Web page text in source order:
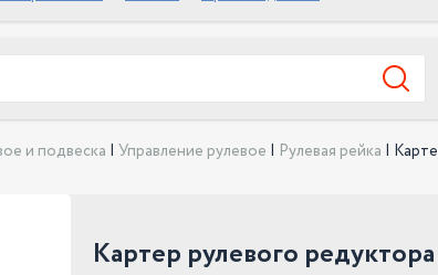
и подвеска | Управление рулевое | Рулевая рейка |
Картер рулевого редуктора